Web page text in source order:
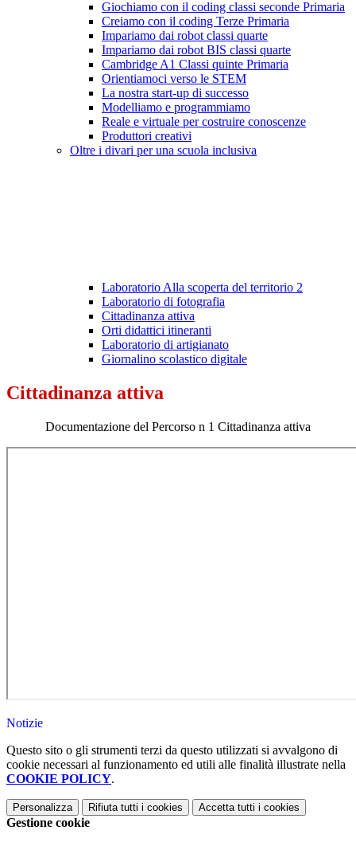
Giochiamo con il coding classi seconde Primaria
Creiamo con il coding Terze Primaria
Impariamo dai robot classi quarte
Impariamo dai robot BIS classi quarte
Cambridge A1 Classi quinte Primaria
Orientiamoci verso le STEM
La nostra start-up di successo
Modelliamo e programmiamo
Reale e virtuale per costruire conoscenze
Produttori creativi
Oltre i divari per una scuola inclusiva
Laboratorio Alla scoperta del territorio 2
Laboratorio di fotografia
Cittadinanza attiva
Orti didattici itineranti
Laboratorio di artigianato
Giornalino scolastico digitale
Cittadinanza attiva
Documentazione del Percorso n 1 Cittadinanza attiva
Notizie
Questo sito o gli strumenti terzi da questo utilizzati si avvalgono di
cookie necessari al funzionamento ed utili alle finalità illustrate nella
COOKIE POLICY.
Personalizza Rifiuta tutti i cookies Accetta tutti i cookies
Gestione cookie